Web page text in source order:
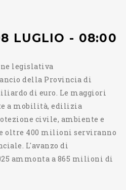
LUGLIO - 08:00
legislativa
della Provincia di
di euro. Le maggiori
a mobilità, edilizia
civile, ambiente e
oltre 400 milioni serviranno
L'avanzo di
ammonta a 865 milioni di